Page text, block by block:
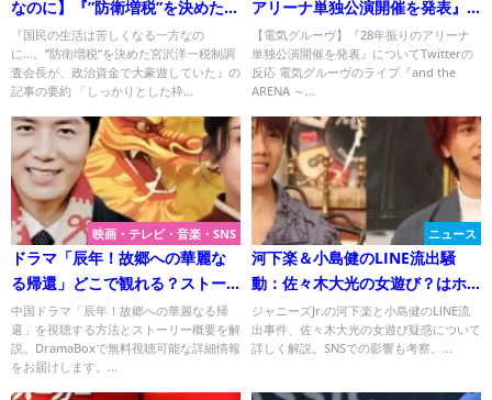
なのに】『”防衛増税”を決めた宮
沢洋一税制調査会長が、政治資
金で大豪遊していた』について
Twitterの反応
『国民の生活は苦しくなる一方なの
に…。”防衛増税”を決めた宮沢洋一税制調
査会長が、政治資金で大豪遊していた』の
記事の要約 「しっかりとした枠...
アリーナ単独公演開催を発表』
についてTwitterの反応
【電気グルーヴ】『28年振りのアリーナ
単独公演開催を発表』についてTwitterの
反応 電気グルーヴのライブ『and the
ARENA ～...
映画・テレビ・音楽・SNS
ドラマ「辰年！故郷への華麗な
る帰還」どこで観れる？ストー
リー概要と視聴方法を解説
中国ドラマ「辰年！故郷への華麗なる帰
還」を視聴する方法とストーリー概要を解
説。DramaBoxで無料視聴可能な詳細情報
をお届けします。...
ニュース
河下楽＆小島健のLINE流出騒
動：佐々木大光の女遊び？はホ
ント？
ジャニーズJr.の河下楽と小島健のLINE流
出事件、佐々木大光の女遊び疑惑について
詳しく解説。SNSでの影響も考察。...